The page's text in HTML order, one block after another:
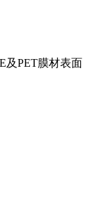
及PET膜材表面